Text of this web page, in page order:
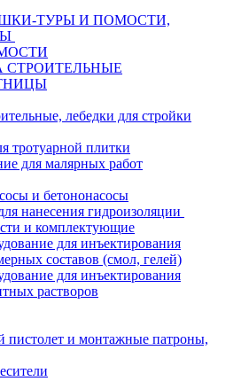
ТУРЫ И ПОМОСТИ,
СТРОИТЕЛЬНЫЕ
лебедки для стройки
плитки
для малярных работ
и бетононасосы
нанесения гидроизоляции
и комплектующие
для инъектирования
составов (смол, гелей)
для инъектирования
растворов
и монтажные патроны,